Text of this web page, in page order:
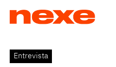
Back
to
Entrevista